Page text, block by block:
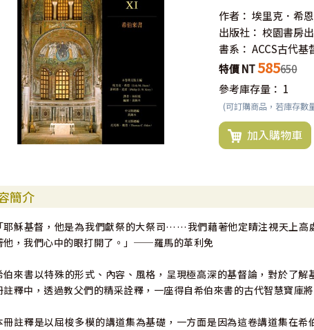
作者： 埃里克．希
出版社： 校園書房
書系： ACCS古代基
特價 NT585650
參考庫存量： 1
(可訂購商品，若庫存數
加入購物車
簡介
耶穌基督，他是為我們獻祭的大祭司……我們藉著他定睛注視天上高
他，我們心中的眼打開了。」──羅馬的革利免
伯來書以特殊的形式、內容、風格，呈現極高深的基督論，對於了
註釋中，透過教父們的精采詮釋，一座得自希伯來書的古代智慧寶庫
冊註釋是以屈梭多模的講道集為基礎，一方面是因為這卷講道集在